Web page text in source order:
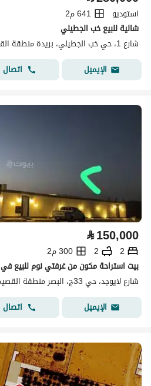
استوديو
641 م2
شالية للبيع خب الجطيلي
شارع 1، حي خب الجطيلي، بريدة منطقة القصيم
الإيميل
اتصال
⃁150,000
2
2
300 م2
بيت استراحة مكون من غرفتي نوم للبيع
شارع لايوجد، حي 33ج، البصر منطقة القصيم
الإيميل
اتصال